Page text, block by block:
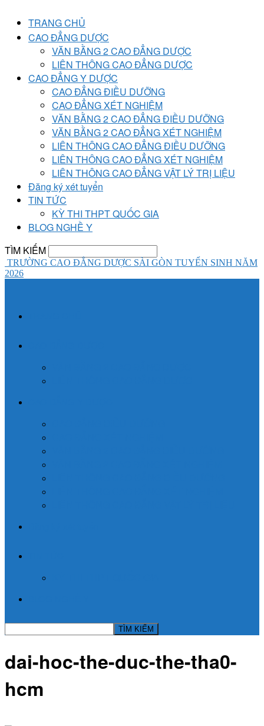
TRANG CHỦ
CAO ĐẲNG DƯỢC
VĂN BẰNG 2 CAO ĐẲNG DƯỢC
LIÊN THÔNG CAO ĐẲNG DƯỢC
CAO ĐẲNG Y DƯỢC
CAO ĐẲNG ĐIỀU DƯỠNG
CAO ĐẲNG XÉT NGHIỆM
VĂN BẰNG 2 CAO ĐẲNG ĐIỀU DƯỠNG
VĂN BẰNG 2 CAO ĐẲNG XÉT NGHIỆM
LIÊN THÔNG CAO ĐẲNG ĐIỀU DƯỠNG
LIÊN THÔNG CAO ĐẲNG XÉT NGHIỆM
LIÊN THÔNG CAO ĐẲNG VẬT LÝ TRỊ LIỆU
Đăng ký xét tuyển
TIN TỨC
KỲ THI THPT QUỐC GIA
BLOG NGHỀ Y
TÌM KIẾM
TRƯỜNG CAO ĐẲNG DƯỢC SÀI GÒN TUYỂN SINH NĂM
2026
dai-hoc-the-duc-the-tha0-
hcm